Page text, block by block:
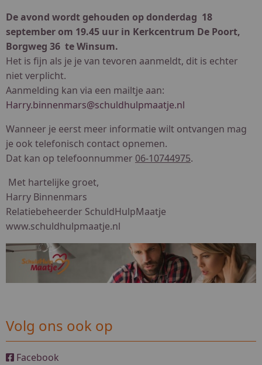
De avond wordt gehouden op donderdag 18
september om 19.45 uur in Kerkcentrum De Poort,
Borgweg 36 te Winsum.
Het is fijn als je je van tevoren aanmeldt, dit is echter
niet verplicht.
Aanmelding kan via een mailtje aan:
Harry.binnenmars@schuldhulpmaatje.nl
Wanneer je eerst meer informatie wilt ontvangen mag
je ook telefonisch contact opnemen.
Dat kan op telefoonnummer 06-10744975.
Met hartelijke groet,
Harry Binnenmars
Relatiebeheerder SchuldHulpMaatje
www.schuldhulpmaatje.nl
Volg ons ook op
Facebook